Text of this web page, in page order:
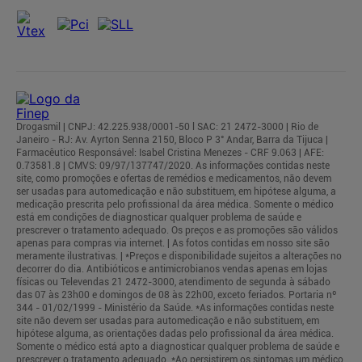
Drogasmil | CNPJ: 42.225.938/0001-50 l SAC: 21 2472-3000 | Rio de
Janeiro - RJ: Av. Ayrton Senna 2150, Bloco P 3° Andar, Barra da Tijuca |
Farmacêutico Responsável: Isabel Cristina Menezes - CRF 9.063 | AFE:
0.73581.8 | CMVS: 09/97/137747/2020. As informações contidas neste
site, como promoções e ofertas de remédios e medicamentos, não devem
ser usadas para automedicação e não substituem, em hipótese alguma, a
medicação prescrita pelo profissional da área médica. Somente o médico
está em condições de diagnosticar qualquer problema de saúde e
prescrever o tratamento adequado. Os preços e as promoções são válidos
apenas para compras via internet. | As fotos contidas em nosso site são
meramente ilustrativas. | *Preços e disponibilidade sujeitos a alterações no
decorrer do dia. Antibióticos e antimicrobianos vendas apenas em lojas
físicas ou Televendas 21 2472-3000, atendimento de segunda à sábado
das 07 às 23h00 e domingos de 08 às 22h00, exceto feriados. Portaria nº
344 - 01/02/1999 - Ministério da Saúde. *As informações contidas neste
site não devem ser usadas para automedicação e não substituem, em
hipótese alguma, as orientações dadas pelo profissional da área médica.
Somente o médico está apto a diagnosticar qualquer problema de saúde e